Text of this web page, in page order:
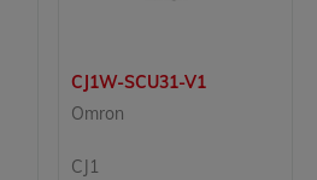
CJ1W-SCU31-V1
Omron
CJ1